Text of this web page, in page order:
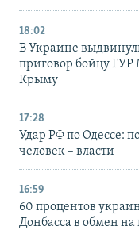
18:02
В Украине
приговор бойцу
Крыму
17:28
Удар РФ по Одессе:
человек – власти
16:59
60 процентов
Донбасса в обмен на